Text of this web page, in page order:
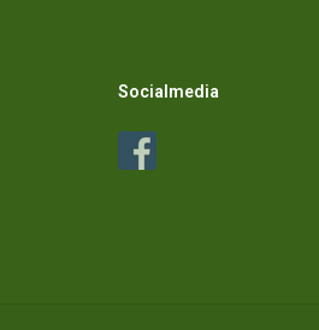
Socialmedia